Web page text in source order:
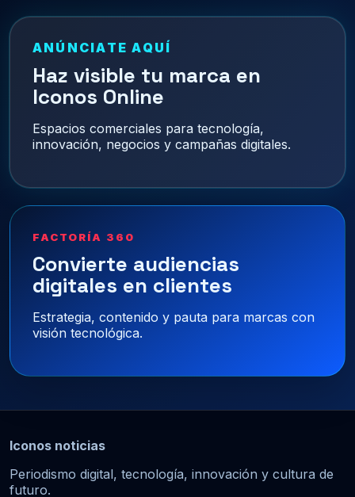
ANÚNCIATE AQUÍ
Haz visible tu marca en
Iconos Online
Espacios comerciales para tecnología,
innovación, negocios y campañas digitales.
FACTORÍA 360
Convierte audiencias
digitales en clientes
Estrategia, contenido y pauta para marcas con
visión tecnológica.
Iconos noticias
Periodismo digital, tecnología, innovación y cultura de
futuro.